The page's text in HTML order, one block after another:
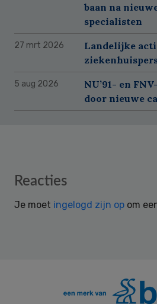
baan na
specialisten
27 mrt 2026
Landelijke
5 aug 2026
NU’91- en
door nieuwe
Reader
Reacties
Je moet ingelogd zijn op om